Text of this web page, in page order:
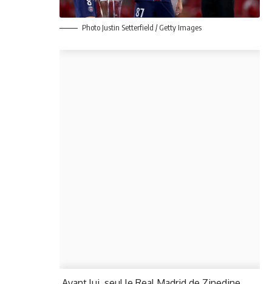
Photo Justin Setterfield / Getty Images